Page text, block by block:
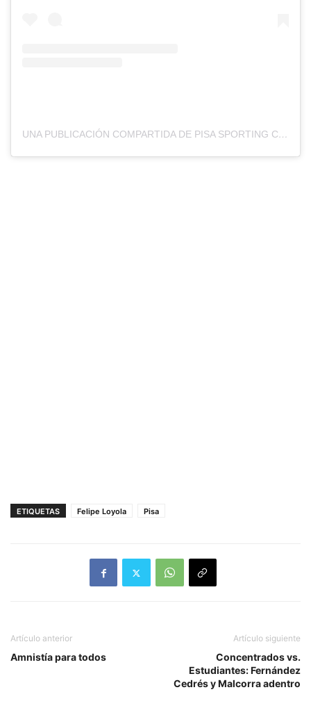
UNA PUBLICACIÓN COMPARTIDA DE PISA SPORTING CLUB (@PISASPORTINGCLUB)
ETIQUETAS Felipe Loyola Pisa
Artículo anterior
Amnistía para todos
Artículo siguiente
Concentrados vs.
Estudiantes: Fernández
Cedrés y Malcorra adentro